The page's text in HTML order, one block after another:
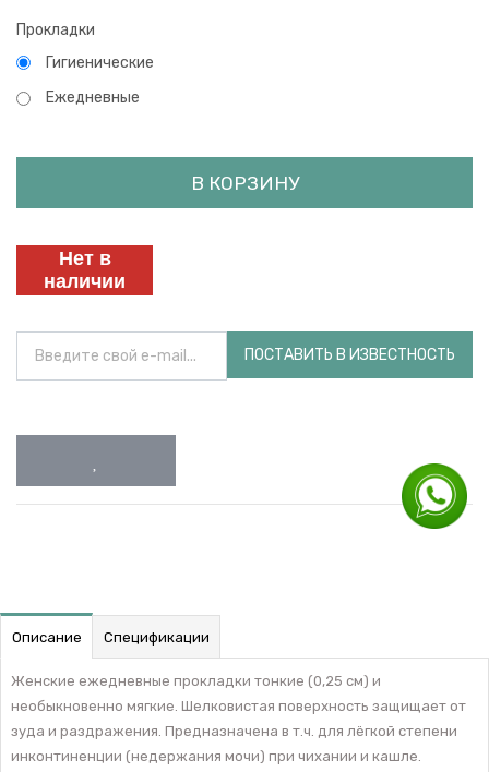
Прокладки
Гигиенические
Ежедневные
В КОРЗИНУ
Нет в
наличии
ПОСТАВИТЬ В ИЗВЕСТНОСТЬ
Описание Спецификации
Женские ежедневные прокладки тонкие (0,25 см) и
необыкновенно мягкие. Шелковистая поверхность защищает от
зуда и раздражения. Предназначена в т.ч. для лёгкой степени
инконтиненции (недержания мочи) при чихании и кашле.